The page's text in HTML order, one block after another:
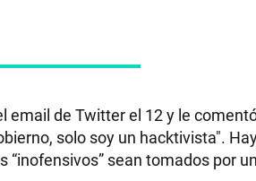
email de Twitter el 12 y le
solo soy un hacktivista".
sean tomados por